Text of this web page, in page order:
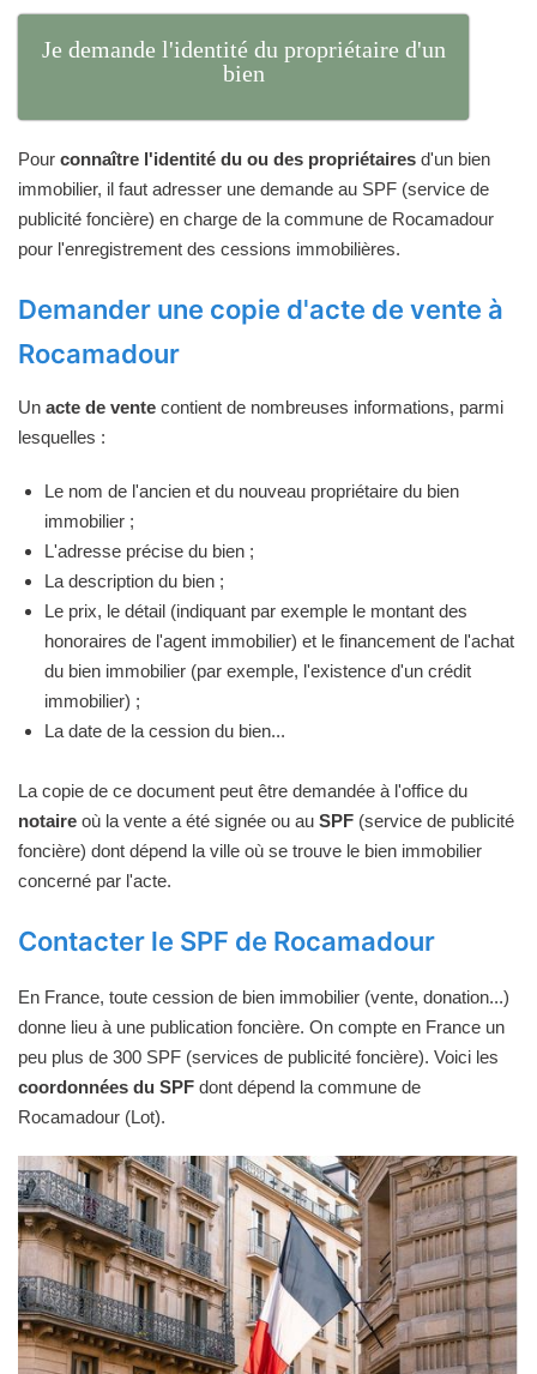
Je demande l'identité du propriétaire d'un
bien
Pour connaître l'identité du ou des propriétaires d'un bien
immobilier, il faut adresser une demande au SPF (service de
publicité foncière) en charge de la commune de Rocamadour
pour l'enregistrement des cessions immobilières.
Demander une copie d'acte de vente à
Rocamadour
Un acte de vente contient de nombreuses informations, parmi
lesquelles :
Le nom de l'ancien et du nouveau propriétaire du bien
immobilier ;
L'adresse précise du bien ;
La description du bien ;
Le prix, le détail (indiquant par exemple le montant des
honoraires de l'agent immobilier) et le financement de l'achat
du bien immobilier (par exemple, l'existence d'un crédit
immobilier) ;
La date de la cession du bien...
La copie de ce document peut être demandée à l'office du
notaire où la vente a été signée ou au SPF (service de publicité
foncière) dont dépend la ville où se trouve le bien immobilier
concerné par l'acte.
Contacter le SPF de Rocamadour
En France, toute cession de bien immobilier (vente, donation...)
donne lieu à une publication foncière. On compte en France un
peu plus de 300 SPF (services de publicité foncière). Voici les
coordonnées du SPF dont dépend la commune de
Rocamadour (Lot).